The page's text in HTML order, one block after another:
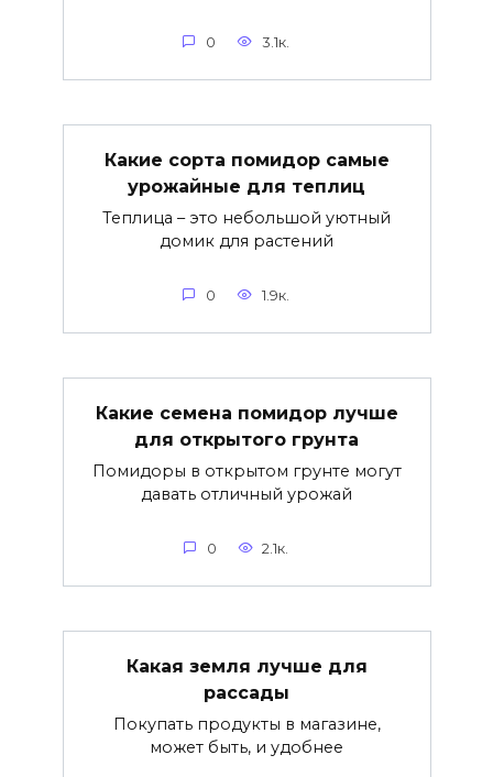
0 3.1к.
Какие сорта помидор самые
урожайные для теплиц
Теплица – это небольшой уютный
домик для растений
0 1.9к.
Какие семена помидор лучше
для открытого грунта
Помидоры в открытом грунте могут
давать отличный урожай
0 2.1к.
Какая земля лучше для
рассады
Покупать продукты в магазине,
может быть, и удобнее